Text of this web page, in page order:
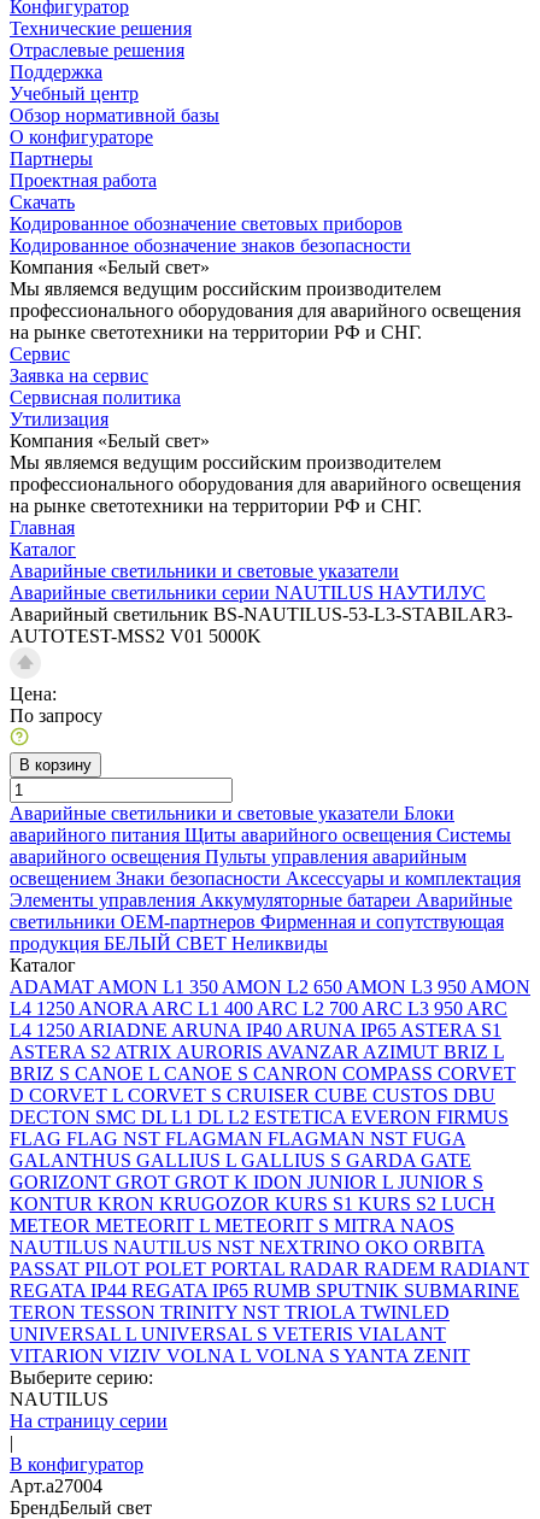
Конфигуратор
Технические решения
Отраслевые решения
Поддержка
Учебный центр
Обзор нормативной базы
О конфигураторе
Партнеры
Проектная работа
Скачать
Кодированное обозначение световых приборов
Кодированное обозначение знаков безопасности
Компания «Белый свет»
Мы являемся ведущим российским производителем
профессионального оборудования для аварийного освещения
на рынке светотехники на территории РФ и СНГ.
Сервис
Заявка на сервис
Сервисная политика
Утилизация
Компания «Белый свет»
Мы являемся ведущим российским производителем
профессионального оборудования для аварийного освещения
на рынке светотехники на территории РФ и СНГ.
Главная
Каталог
Аварийные светильники и световые указатели
Аварийные светильники серии NAUTILUS НАУТИЛУС
Аварийный светильник BS-NAUTILUS-53-L3-STABILAR3-
AUTOTEST-MSS2 V01 5000K
Цена:
По запросу
В корзину
Аварийные светильники и световые указатели Блоки
аварийного питания Щиты аварийного освещения Системы
аварийного освещения Пульты управления аварийным
освещением Знаки безопасности Аксессуары и комплектация
Элементы управления Аккумуляторные батареи Аварийные
светильники ОЕМ-партнеров Фирменная и сопутствующая
продукция БЕЛЫЙ СВЕТ Неликвиды
Каталог
ADAMAT AMON L1 350 AMON L2 650 AMON L3 950 AMON
L4 1250 ANORA ARC L1 400 ARC L2 700 ARC L3 950 ARC
L4 1250 ARIADNE ARUNA IP40 ARUNA IP65 ASTERA S1
ASTERA S2 ATRIX AURORIS AVANZAR AZIMUT BRIZ L
BRIZ S CANOE L CANOE S CANRON COMPASS CORVET
D CORVET L CORVET S CRUISER CUBE CUSTOS DBU
DECTON SMC DL L1 DL L2 ESTETICA EVERON FIRMUS
FLAG FLAG NST FLAGMAN FLAGMAN NST FUGA
GALANTHUS GALLIUS L GALLIUS S GARDA GATE
GORIZONT GROT GROT K IDON JUNIOR L JUNIOR S
KONTUR KRON KRUGOZOR KURS S1 KURS S2 LUCH
METEOR METEORIT L METEORIT S MITRA NAOS
NAUTILUS NAUTILUS NST NEXTRINO OKO ORBITA
PASSAT PILOT POLET PORTAL RADAR RADEM RADIANT
REGATA IP44 REGATA IP65 RUMB SPUTNIK SUBMARINE
TERON TESSON TRINITY NST TRIOLA TWINLED
UNIVERSAL L UNIVERSAL S VETERIS VIALANT
VITARION VIZIV VOLNA L VOLNA S YANTA ZENIT
Выберите серию:
NAUTILUS
На страницу серии
|
В конфигуратор
Арт.a27004
БрендБелый свет